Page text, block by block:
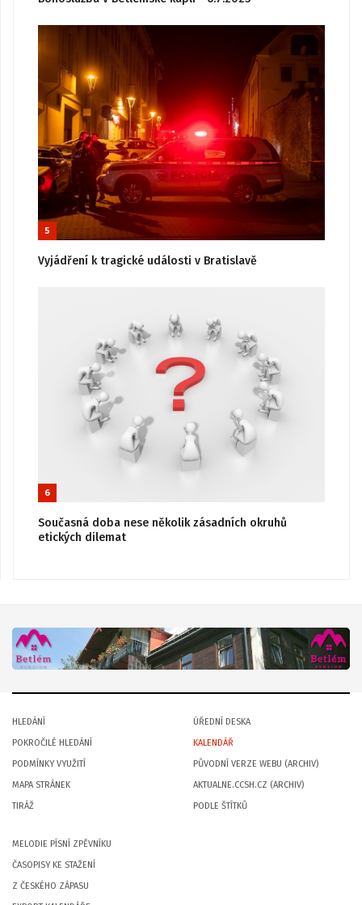
5
Vyjádření k tragické události v Bratislavě
6
Současná doba nese několik zásadních okruhů
etických dilemat
HLEDÁNÍ
POKROČILÉ HLEDÁNÍ
PODMÍNKY VYUŽITÍ
MAPA STRÁNEK
TIRÁŽ
ÚŘEDNÍ DESKA
KALENDÁŘ
PŮVODNÍ VERZE WEBU (ARCHIV)
AKTUALNE.CCSH.CZ (ARCHIV)
PODLE ŠTÍTKŮ
MELODIE PÍSNÍ ZPĚVNÍKU
ČASOPISY KE STAŽENÍ
Z ČESKÉHO ZÁPASU